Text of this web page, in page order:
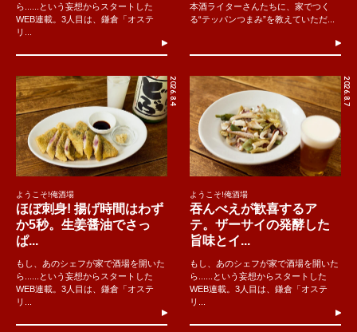
ら......という妄想からスタートした
WEB連載。3人目は、鎌倉「オステ
リ...
本酒ライターさんたちに、家でつく
る“テッパンつまみ”を教えていただ...
2026.8.4
ようこそ!俺酒場
ほぼ刺身! 揚げ時間はわず
か5秒。生姜醤油でさっ
ぱ...
もし、あのシェフが家で酒場を開いた
ら......という妄想からスタートした
WEB連載。3人目は、鎌倉「オステ
リ...
2026.8.7
ようこそ!俺酒場
吞んべえが歓喜するア
テ。ザーサイの発酵した
旨味とイ...
もし、あのシェフが家で酒場を開いた
ら......という妄想からスタートした
WEB連載。3人目は、鎌倉「オステ
リ...